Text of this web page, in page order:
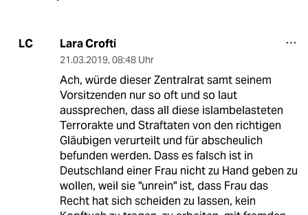
LC Lara Crofti
21.03.2019, 08:48 Uhr
Ach, würde dieser Zentralrat samt seinem
Vorsitzenden nur so oft und so laut
aussprechen, dass all diese islambelasteten
Terrorakte und Straftaten von den richtigen
Gläubigen verurteilt und für abscheulich
befunden werden. Dass es falsch ist in
Deutschland einer Frau nicht zu Hand geben zu
wollen, weil sie "unrein" ist, dass Frau das
Recht hat sich scheiden zu lassen, kein